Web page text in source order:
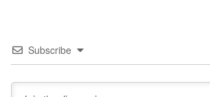
Subscribe